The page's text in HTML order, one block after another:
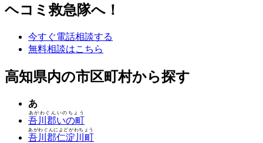
ヘコミ救急隊へ！
今すぐ電話相談する
無料相談はこちら
高知県内の市区町村から探す
あ
吾川郡いの町
あがわぐんいのちょう
吾川郡仁淀川町
あがわぐんによどがわちょう